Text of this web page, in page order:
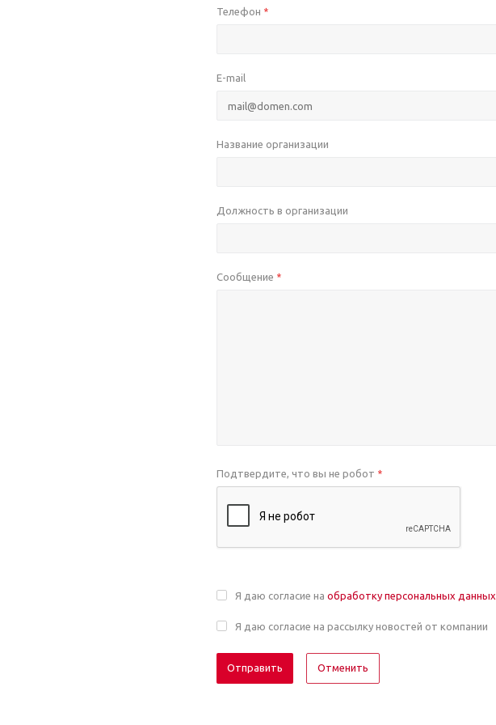
Телефон *
E-mail
Название организации
Должность в организации
Сообщение *
Подтвердите, что вы не робот *
Я даю согласие на обработку персональных данных
Я даю согласие на рассылку новостей от компании
Отменить